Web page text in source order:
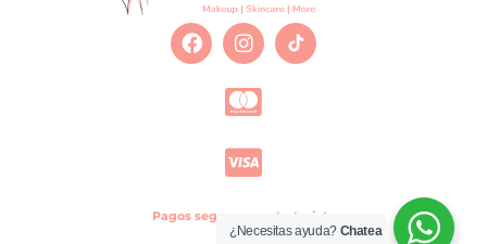
Pagos seguros con tu tarjeta
¿Necesitas ayuda? Chatea